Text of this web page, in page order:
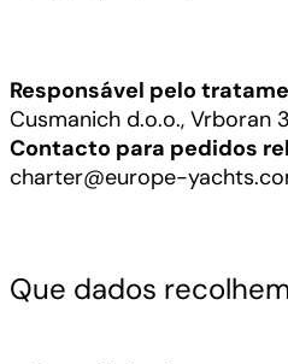
Responsável pelo
Cusmanich d.o.o., Vrboran
Contacto para pedidos
charter@europe-
Que dados